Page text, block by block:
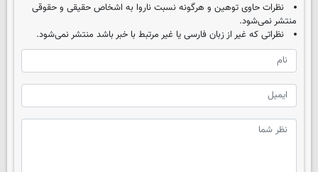
نظرات حاوی توهین و هرگونه نسبت ناروا به اشخاص حقیقی و حقوقی
منتشر نمی‌شود.
نظراتی که غیر از زبان فارسی یا غیر مرتبط با خبر باشد منتشر نمی‌شود.